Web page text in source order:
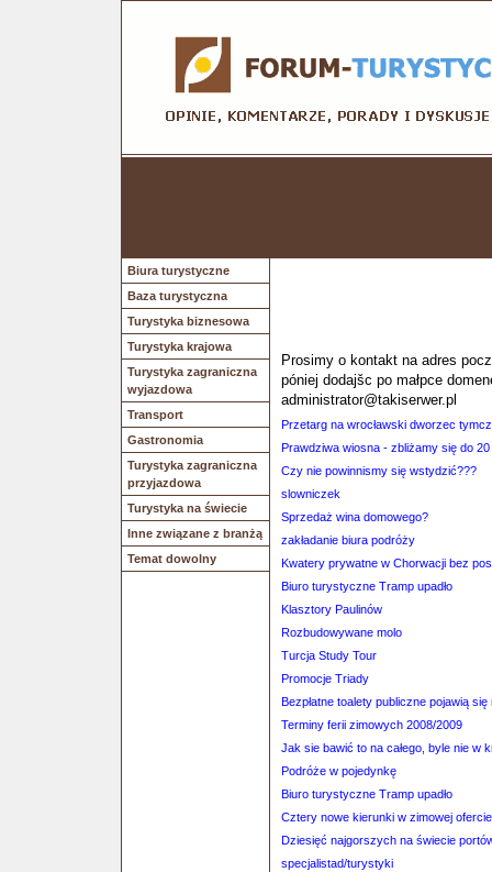
Biura turystyczne
Baza turystyczna
Turystyka biznesowa
Turystyka krajowa
Turystyka zagraniczna
wyjazdowa
Transport
Gastronomia
Turystyka zagraniczna
przyjazdowa
Turystyka na świecie
Inne związane z branżą
Temat dowolny
Prosimy o kontakt na adres
póniej dodajšc po małpce
administrator@takiserwer.pl
Przetarg na wrocławski dworzec
Prawdziwa wiosna - zbliżamy się do 20
Czy nie powinnismy się wstydzić???
slowniczek
Sprzedaż wina domowego?
zakładanie biura podróży
Kwatery prywatne w Chorwacji bez
Biuro turystyczne Tramp upadło
Klasztory Paulinów
Rozbudowywane molo
Turcja Study Tour
Promocje Triady
Bezpłatne toalety publiczne pojawią
Terminy ferii zimowych 2008/2009
Jak sie bawić to na całego, byle nie w
Podróże w pojedynkę
Biuro turystyczne Tramp upadło
Cztery nowe kierunki w zimowej
Dziesięć najgorszych na świecie
specjalistad/turystyki